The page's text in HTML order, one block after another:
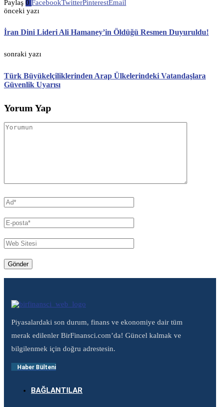
Paylaş 0 FacebookTwitterPinterestEmail
önceki yazı
İran Dini Lideri Ali Hamaney’in Öldüğü Resmen Duyuruldu!
sonraki yazı
Türk Büyükelçiliklerinden Arap Ülkelerindeki Vatandaşlara
Güvenlik Uyarısı
Yorum Yap
Piyasalardaki son durum, finans ve ekonomiye dair tüm
merak edilenler BirFinansci.com’da! Güncel kalmak ve
bilgilenmek için doğru adrestesin.
Haber Bülteni
BAĞLANTILAR